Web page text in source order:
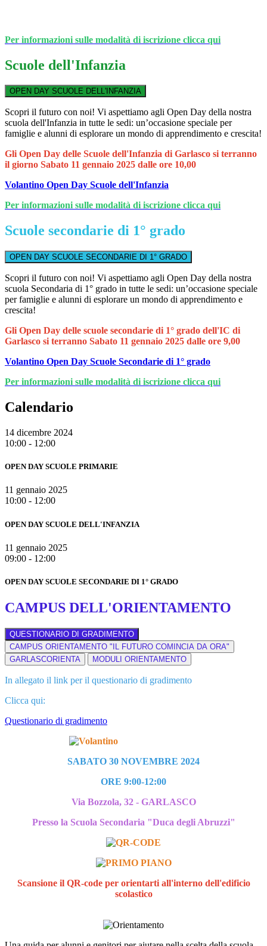
Per informazioni sulle modalità di iscrizione clicca qui
Scuole dell'Infanzia
OPEN DAY SCUOLE DELL'INFANZIA
Scopri il futuro con noi! Vi aspettiamo agli Open Day della nostra
scuola dell'Infanzia in tutte le sedi: un’occasione speciale per
famiglie e alunni di esplorare un mondo di apprendimento e crescita!
Gli Open Day delle Scuole dell'Infanzia di Garlasco si terranno
il giorno Sabato 11 gennaio 2025 dalle ore 10,00
Volantino Open Day Scuole dell'Infanzia
Per informazioni sulle modalità di iscrizione clicca qui
Scuole secondarie di 1° grado
OPEN DAY SCUOLE SECONDARIE DI 1° GRADO
Scopri il futuro con noi! Vi aspettiamo agli Open Day della nostra
scuola Secondaria di 1° grado in tutte le sedi: un’occasione speciale
per famiglie e alunni di esplorare un mondo di apprendimento e
crescita!
Gli Open Day delle scuole secondarie di 1° grado dell'IC di
Garlasco si terranno Sabato 11 gennaio 2025 dalle ore 9,00
Volantino Open Day Scuole Secondarie di 1° grado
Per informazioni sulle modalità di iscrizione clicca qui
Calendario
14 dicembre 2024
10:00 - 12:00
OPEN DAY SCUOLE PRIMARIE
11 gennaio 2025
10:00 - 12:00
OPEN DAY SCUOLE DELL'INFANZIA
11 gennaio 2025
09:00 - 12:00
OPEN DAY SCUOLE SECONDARIE DI 1° GRADO
CAMPUS DELL'ORIENTAMENTO
QUESTIONARIO DI GRADIMENTO
CAMPUS ORIENTAMENTO "IL FUTURO COMINCIA DA ORA"
GARLASCORIENTA
MODULI ORIENTAMENTO
In allegato il link per il questionario di gradimento
Clicca qui:
Questionario di gradimento
SABATO 30 NOVEMBRE 2024
ORE 9:00-12:00
Via Bozzola, 32 - GARLASCO
Presso la Scuola Secondaria "Duca degli Abruzzi"
Scansione il QR-code per orientarti all'interno dell'edificio
scolastico